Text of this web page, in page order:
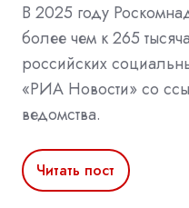
В 2025 году
более чем к 265
российских
«РИА Новости» со
ведомства.
Читать пост